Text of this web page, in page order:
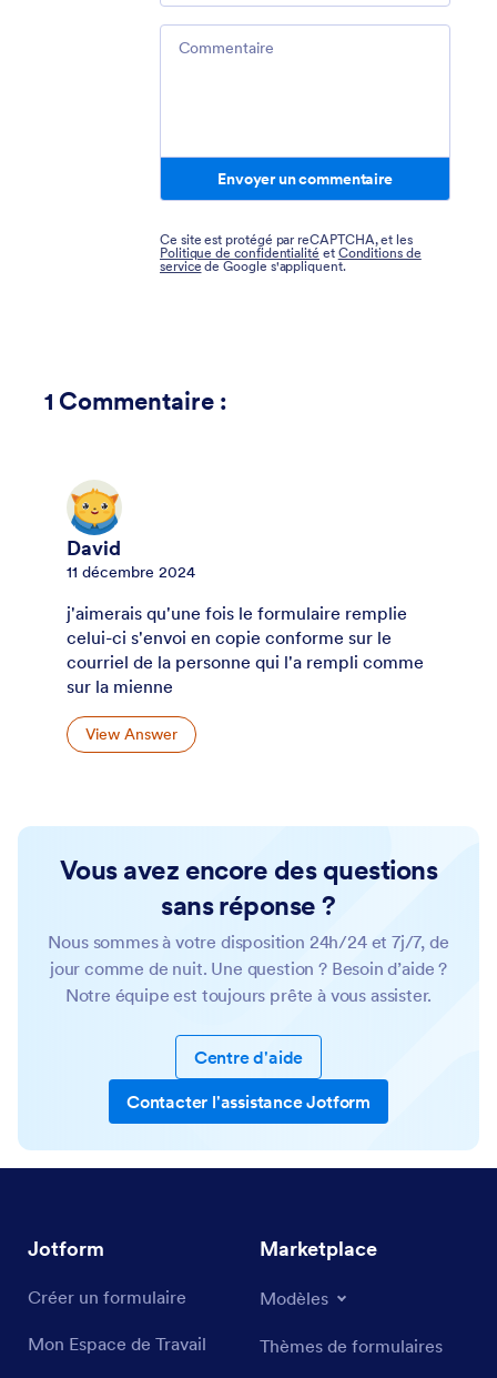
Comment
Envoyer un commentaire
Ce site est protégé par reCAPTCHA, et les
Politique de confidentialité et Conditions de
servicede Google s'appliquent.
1 Commentaire :
David
11 décembre 2024
j'aimerais qu'une fois le formulaire remplie
celui-ci s'envoi en copie conforme sur le
courriel de la personne qui l'a rempli comme
sur la mienne
View Answer
Vous avez encore des questions
sans réponse ?
Nous sommes à votre disposition 24h/24 et 7j/7, de
jour comme de nuit. Une question ? Besoin d’aide ?
Notre équipe est toujours prête à vous assister.
Centre d'aide
Contacter l'assistance Jotform
Jotform
Créer un formulaire
Mon Espace de Travail
Marketplace
Modèles
Thèmes de formulaires